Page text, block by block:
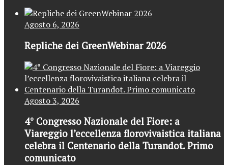
Agosto 6, 2026
Repliche dei GreenWebinar 2026
Agosto 3, 2026
4° Congresso Nazionale del Fiore: a
Viareggio l’eccellenza florovivaistica italiana
celebra il Centenario della Turandot. Primo
comunicato